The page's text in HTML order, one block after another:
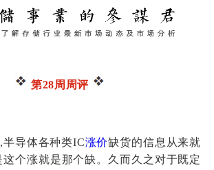
第28周周评
导体各种类IC涨价缺货的信息从来就
个涨就是那个缺。久而久之对于既定